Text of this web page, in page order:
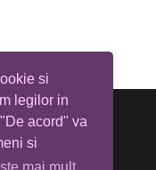
si
legilor in
acord" va
si